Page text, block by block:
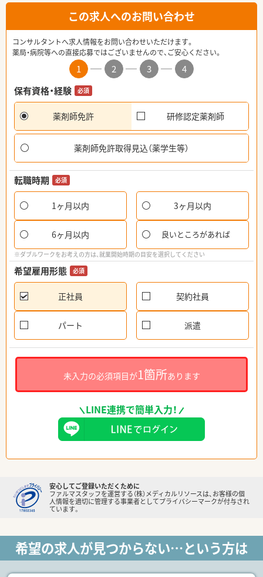
この求人へのお問い合わせ
コンサルタントへ求人情報をお問い合わせいただけます。
薬局・病院等への直接応募ではございませんので、ご安心ください。
1 2 3
4
保有資格・経験
必須
薬剤師免許 研修認定薬剤師
薬剤師免許取得見込（薬学生等）
転職時期 必須
1ヶ月以内 3ヶ月以内
6ヶ月以内 良いところがあれば
※ダブルワークをお考えの方は、就業開始時期の目安を選択してください
希望雇用形態 必須
正社員 契約社員
パート 派遣
未入力の必須項目が1箇所あります
LINE連携で簡単入力！
安心してご登録いただくために
ファルマスタッフを運営する（株）メディカルリソースは、お客様の個
人情報を適切に管理する事業者としてプライバシーマークが付与され
ています。
希望の求人が見つからない…という方は